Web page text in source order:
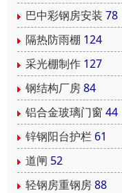
巴中彩钢房安装 78
隔热防雨棚 124
采光棚制作 127
钢结构厂房84
铝合金玻璃门窗 44
锌钢阳台护栏 61
道闸 52
轻钢房重钢房88